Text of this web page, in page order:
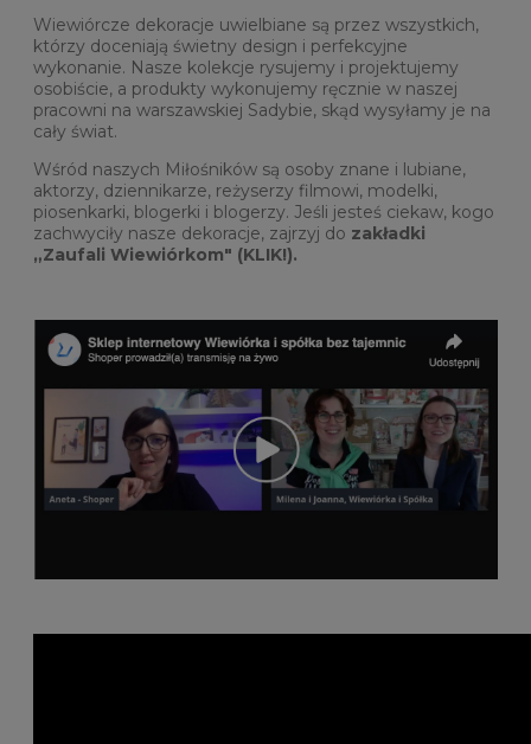
Wiewiórcze dekoracje uwielbiane są przez wszystkich,
którzy doceniają świetny design i perfekcyjne
wykonanie. Nasze kolekcje rysujemy i projektujemy
osobiście, a produkty wykonujemy ręcznie w naszej
pracowni na warszawskiej Sadybie, skąd wysyłamy je na
cały świat.
Wśród naszych Miłośników są osoby znane i lubiane,
aktorzy, dziennikarze, reżyserzy filmowi, modelki,
piosenkarki, blogerki i blogerzy. Jeśli jesteś ciekaw, kogo
zachwyciły nasze dekoracje, zajrzyj do zakładki
„Zaufali Wiewiórkom" (KLIK!).